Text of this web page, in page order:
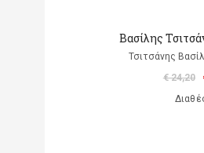
Βασίλης
Τσιτσάνης
€ 24,20